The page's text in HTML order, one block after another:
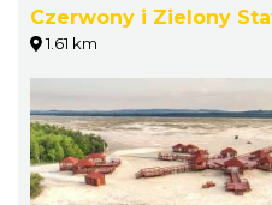
Czerwony i Zielony
1.61 km